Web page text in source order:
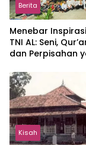
Berita
Menebar
TNI AL: Seni,
dan Perpisahan
Kisah